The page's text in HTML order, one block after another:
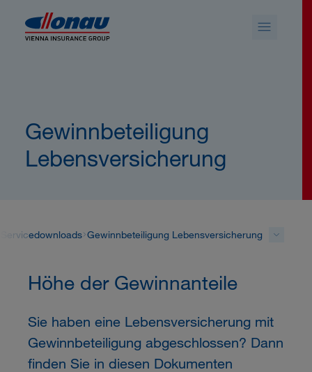
Gewinnbeteiligung
Lebensversicherung
Servicedownloads Gewinnbeteiligung Lebensversicherung
Höhe der Gewinnanteile
Sie haben eine Lebensversicherung mit
Gewinnbeteiligung abgeschlossen? Dann
finden Sie in diesen Dokumenten